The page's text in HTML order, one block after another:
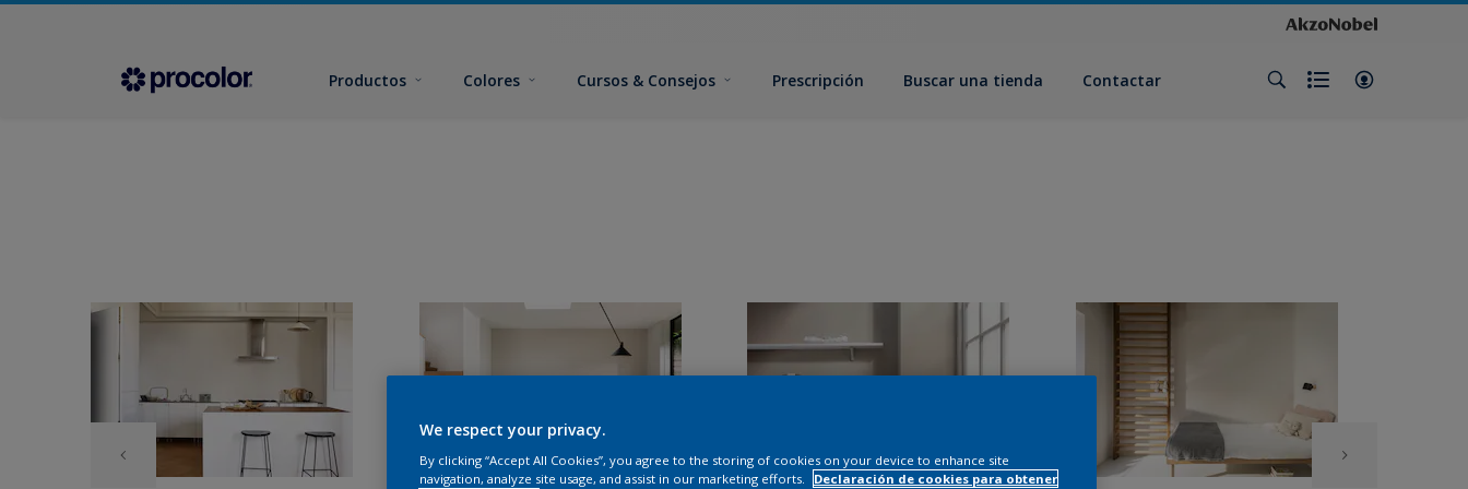
Productos Colores Cursos & Consejos Prescripción Buscar una tienda Contactar
We respect your privacy.
By clicking “Accept All Cookies”, you agree to the storing of cookies on your device to enhance site
navigation, analyze site usage, and assist in our marketing efforts.
Declaración de cookies para obtener